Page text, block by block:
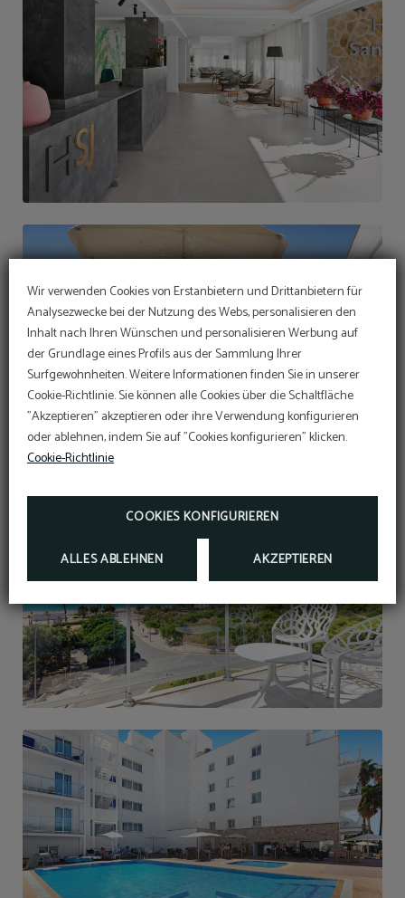
Wir verwenden Cookies von Erstanbietern und Drittanbietern für
Analysezwecke bei der Nutzung des Webs, personalisieren den
Inhalt nach Ihren Wünschen und personalisieren Werbung auf
der Grundlage eines Profils aus der Sammlung Ihrer
Surfgewohnheiten. Weitere Informationen finden Sie in unserer
Cookie-Richtlinie. Sie können alle Cookies über die Schaltfläche
"Akzeptieren" akzeptieren oder ihre Verwendung konfigurieren
oder ablehnen, indem Sie auf "Cookies konfigurieren" klicken.
Cookie-Richtlinie
COOKIES KONFIGURIEREN
ALLES ABLEHNEN AKZEPTIEREN
Führen Sie den Online-Check-in direkt über die
Website durch:
ONLINE CHECK-IN
ANGEBOT
Web-Rabatt
Erhalten Sie immer den besten Tarif auf unserer
Website.
10
Im Hotel Sant Jordi
engagieren wir uns für die
Erhaltung und den Schutz